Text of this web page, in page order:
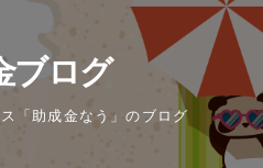
ブログ
「助成金なう」のブログ